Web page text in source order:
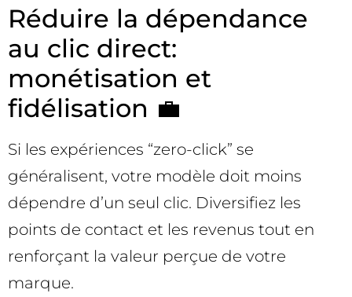
Réduire la dépendance
au clic direct:
monétisation et
fidélisation 💼
Si les expériences “zero-click” se
généralisent, votre modèle doit moins
dépendre d’un seul clic. Diversifiez les
points de contact et les revenus tout en
renforçant la valeur perçue de votre
marque.